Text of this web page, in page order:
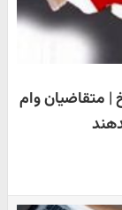
| متقاضیان وام